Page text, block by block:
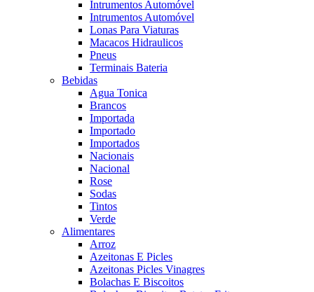
Intrumentos Automóvel
Intrumentos Automóvel
Lonas Para Viaturas
Macacos Hidraulicos
Pneus
Terminais Bateria
Bebidas
Agua Tonica
Brancos
Importada
Importado
Importados
Nacionais
Nacional
Rose
Sodas
Tintos
Verde
Alimentares
Arroz
Azeitonas E Picles
Azeitonas Picles Vinagres
Bolachas E Biscoitos